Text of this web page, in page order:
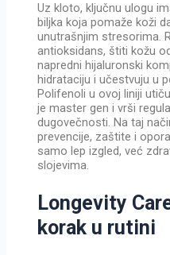
Uz kloto, ključnu ulogu
biljka koja pomaže koži
unutrašnjim stresorima.
antioksidans, štiti kožu
napredni hijaluronski
hidrataciju i učestvuju u
Polifenoli u ovoj liniji
je master gen i vrši
dugovečnosti. Na taj
prevencije, zaštite i
samo lep izgled, već
slojevima.
Longevity
korak u rutini